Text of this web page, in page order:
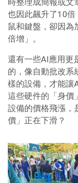
時整理成簡報或文
也因此飆升了10
鼠和鍵盤，卻因為
倍增」。
還有一些AI應用更
的，像自動批改系
樣的設備，才能讓
這些硬件的「身價
設備的價格飛漲，
價」正在下滑？